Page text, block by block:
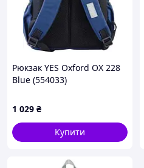
Рюкзак YES Oxford OX 228
Blue (554033)
1 029 ₴
Купити